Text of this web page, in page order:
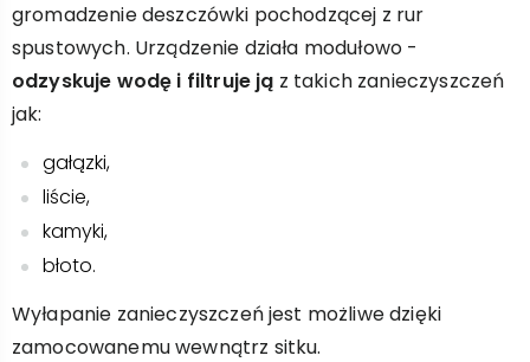
gromadzenie deszczówki pochodzącej z rur
spustowych. Urządzenie działa modułowo -
odzyskuje wodę i filtruje ją z takich zanieczyszczeń
jak:
gałązki,
liście,
kamyki,
błoto.
Wyłapanie zanieczyszczeń jest możliwe dzięki
zamocowanemu wewnątrz sitku.